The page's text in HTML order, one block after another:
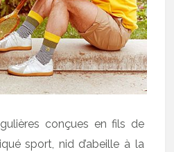
conçues en fils de
sport, nid d’abeille à la